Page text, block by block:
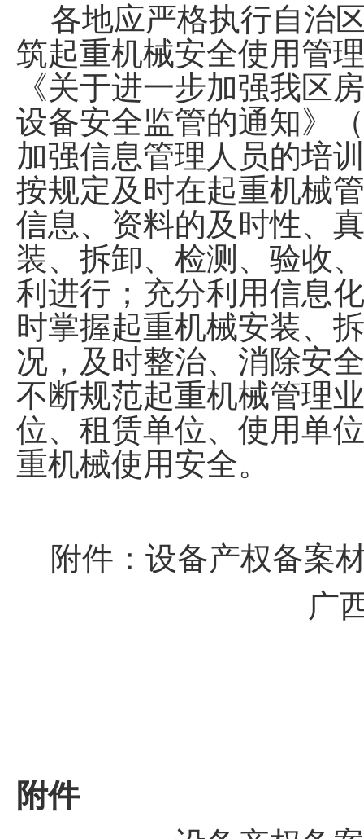
各地应严格执行自治
筑起重机械安全使用管
《关于进一步加强我区
设备安全监管的通知》
加强信息管理人员的培
按规定及时在起重机械
信息、资料的及时性、
装、拆卸、检测 、 验收、
利 进行；充分利用信息
时掌握起重机械安装、
况，及时整治、消除安
不断规范起重机械管理
位、租赁单位、使用单
重机械使用安全。
附件：设备产权备案
广
附件